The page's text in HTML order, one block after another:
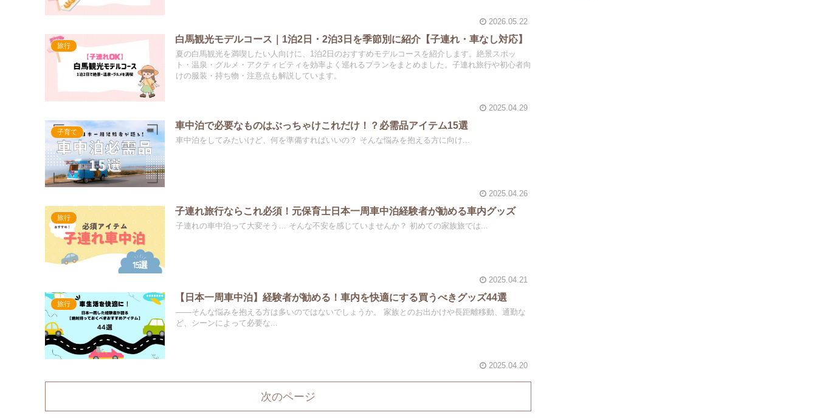
2026.05.22
旅行
白馬観光モデルコース｜1泊2日・2泊3日を季節別に紹介【子連れ・車なし対応】
夏の白馬観光を満喫したい人向けに、1泊2日のおすすめモデルコースを紹介します。絶景スポッ
ト・温泉・グルメ・アクティビティを効率よく巡れるプランをまとめました。子連れ旅行や初心者向
けの服装・持ち物・注意点も解説しています。
2025.04.29
子育て
車中泊で必要なものはぶっちゃけこれだけ！？必需品アイテム15選
車中泊をしてみたいけど、何を準備すればいいの？ そんな悩みを抱える方に向け...
2025.04.26
旅行
子連れ旅行ならこれ必須！元保育士日本一周車中泊経験者が勧める車内グッズ
子連れの車中泊って大変そう… そんな不安を感じていませんか？ 初めての家族旅では...
2025.04.21
旅行
【日本一周車中泊】経験者が勧める！車内を快適にする買うべきグッズ44選
——そんな悩みを抱える方は多いのではないでしょうか。 家族とのお出かけや長距離移動、通勤な
ど、シーンによって必要な...
2025.04.20
次のページ